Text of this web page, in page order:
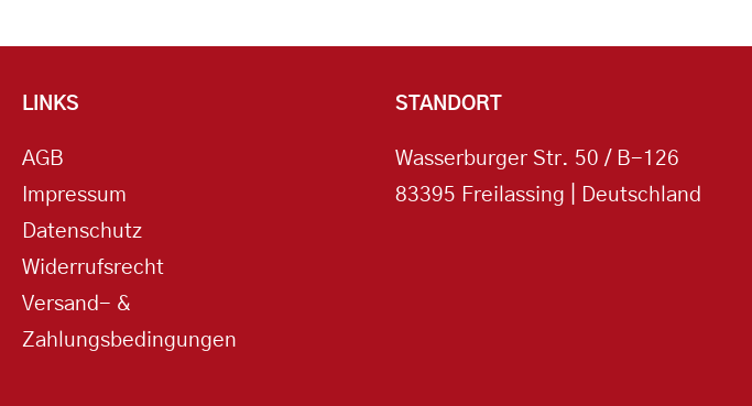
LINKS
AGB
Impressum
Datenschutz
Widerrufsrecht
Versand- &
Zahlungsbedingungen
STANDORT
Wasserburger Str. 50 / B-126
83395 Freilassing | Deutschland